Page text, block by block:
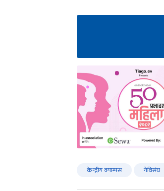
केन्द्रीय क्याम्पस नेविसंघ